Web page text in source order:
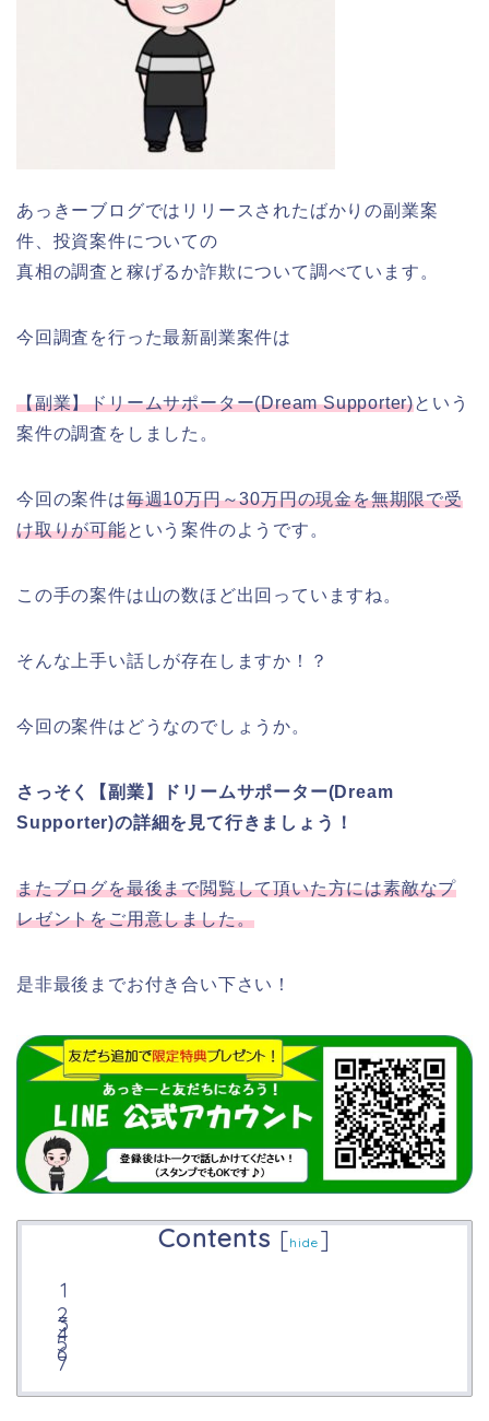
あっきーブログではリリースされたばかりの副業案
件、投資案件についての
真相の調査と稼げるか詐欺について調べています。
今回調査を行った最新副業案件は
【副業】ドリームサポーター(Dream Supporter)という
案件の調査をしました。
今回の案件は毎週10万円～30万円の現金を無期限で受
け取りが可能という案件のようです。
この手の案件は山の数ほど出回っていますね。
そんな上手い話しが存在しますか！？
今回の案件はどうなのでしょうか。
さっそく【副業】ドリームサポーター(Dream
Supporter)の詳細を見て行きましょう！
またブログを最後まで閲覧して頂いた方には素敵なプ
レゼントをご用意しました。
是非最後までお付き合い下さい！
Contents [hide ]